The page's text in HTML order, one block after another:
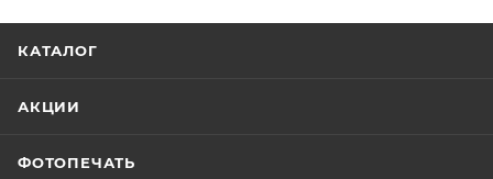
КАТАЛОГ
АКЦИИ
ФОТОПЕЧАТЬ